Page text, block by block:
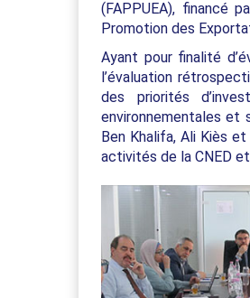
(FAPPUEA), financé
Promotion des
Ayant pour finalité
l’évaluation
des priorités
environnementales et
Ben Khalifa, Ali Kiès
activités de la CNED